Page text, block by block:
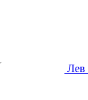
Лев